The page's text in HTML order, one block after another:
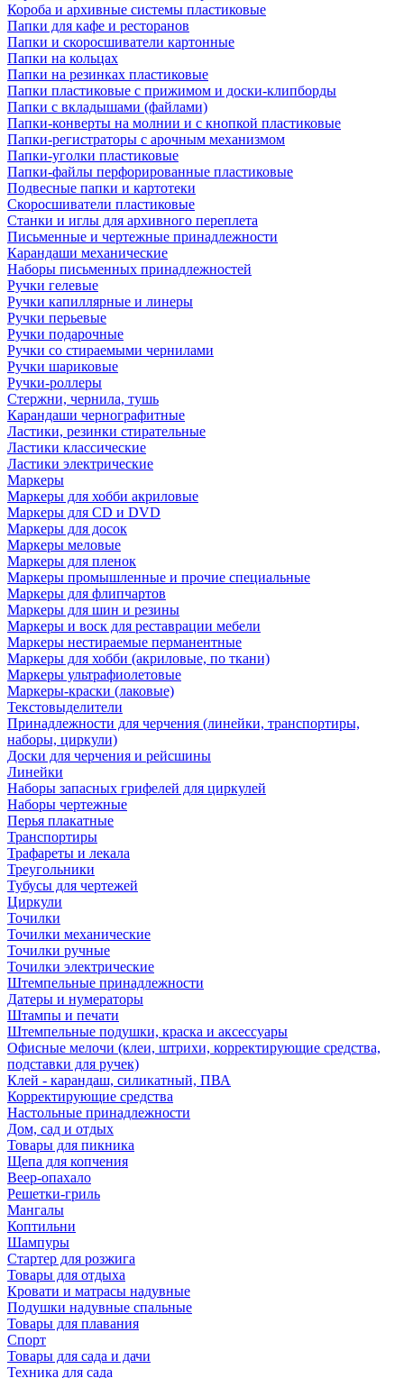
Короба и архивные системы пластиковые
Папки для кафе и ресторанов
Папки и скоросшиватели картонные
Папки на кольцах
Папки на резинках пластиковые
Папки пластиковые с прижимом и доски-клипборды
Папки с вкладышами (файлами)
Папки-конверты на молнии и с кнопкой пластиковые
Папки-регистраторы с арочным механизмом
Папки-уголки пластиковые
Папки-файлы перфорированные пластиковые
Подвесные папки и картотеки
Скоросшиватели пластиковые
Станки и иглы для архивного переплета
Письменные и чертежные принадлежности
Карандаши механические
Наборы письменных принадлежностей
Ручки гелевые
Ручки капиллярные и линеры
Ручки перьевые
Ручки подарочные
Ручки со стираемыми чернилами
Ручки шариковые
Ручки-роллеры
Стержни, чернила, тушь
Карандаши чернографитные
Ластики, резинки стирательные
Ластики классические
Ластики электрические
Маркеры
Маркеры для хобби акриловые
Маркеры для CD и DVD
Маркеры для досок
Маркеры меловые
Маркеры для пленок
Маркеры промышленные и прочие специальные
Маркеры для флипчартов
Маркеры для шин и резины
Маркеры и воск для реставрации мебели
Маркеры нестираемые перманентные
Маркеры для хобби (акриловые, по ткани)
Маркеры ультрафиолетовые
Маркеры-краски (лаковые)
Текстовыделители
Принадлежности для черчения (линейки, транспортиры,
наборы, циркули)
Доски для черчения и рейсшины
Линейки
Наборы запасных грифелей для циркулей
Наборы чертежные
Перья плакатные
Транспортиры
Трафареты и лекала
Треугольники
Тубусы для чертежей
Циркули
Точилки
Точилки механические
Точилки ручные
Точилки электрические
Штемпельные принадлежности
Датеры и нумераторы
Штампы и печати
Штемпельные подушки, краска и аксессуары
Офисные мелочи (клеи, штрихи, корректирующие средства,
подставки для ручек)
Клей - карандаш, силикатный, ПВА
Корректирующие средства
Настольные принадлежности
Дом, сад и отдых
Товары для пикника
Щепа для копчения
Веер-опахало
Решетки-гриль
Мангалы
Коптильни
Шампуры
Стартер для розжига
Товары для отдыха
Кровати и матрасы надувные
Подушки надувные спальные
Товары для плавания
Спорт
Товары для сада и дачи
Техника для сада